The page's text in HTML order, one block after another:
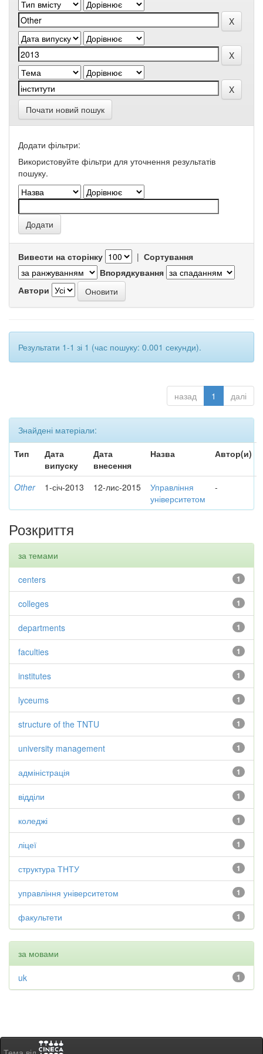
Почати новий пошук
Додати фільтри:
Використовуйте фільтри для уточнення результатів
пошуку.
Вивести на сторінку | Сортування
Впорядкування
Автори
Результати 1-1 зі 1 (час пошуку: 0.001 секунди).
назад 1 далі
Знайдені матеріали:
Тип
Дата
випуску
Дата
внесення
Назва Автор(и)
Other 1-січ-2013 12-лис-2015
Управління
університетом
-
Розкриття
за темами
1
centers
1
colleges
1
departments
1
faculties
1
institutes
1
lyceums
1
structure of the TNTU
1
university management
1
адміністрація
1
відділи
1
коледжі
1
ліцеї
1
структура ТНТУ
1
управління університетом
1
факультети
за мовами
1
uk